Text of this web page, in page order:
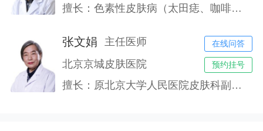
擅长：色素性皮肤病（太田痣、咖啡斑、雀斑黄褐斑等）、血管型皮肤病（鲜红斑痣、血管瘤）、腋臭、过敏性皮肤病（湿疹、皮炎）、银屑病、白癜风等皮肤病的诊治。
在线问答
预约挂号
张文娟
主任医师
北京京城皮肤医院
擅长：原北京大学人民医院皮肤科副主任医师，对过敏性皮肤病、湿疹、皮炎、腋臭、荨麻疹、痤疮、银屑病、手足癣甲癣等常见病明显;对红斑狼疮、扁平苔癣、血管炎、白癜风、斑秃、皮肤瘙痒症、带状疱疹后遗神经痛、顽固性疣等顽疾的治疗;对一些疑难杂症的治疗也有良好的效果。